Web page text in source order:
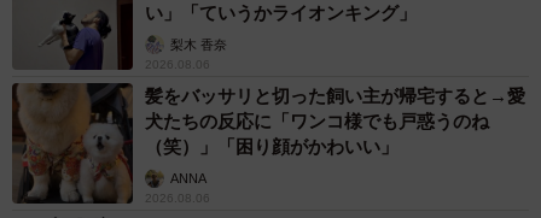
い」「ていうかライオンキング」
梨木 香奈
2026.08.06
髪をバッサリと切った飼い主が帰宅すると→愛
犬たちの反応に「ワンコ様でも戸惑うのね
（笑）」「困り顔がかわいい」
ANNA
2026.08.06